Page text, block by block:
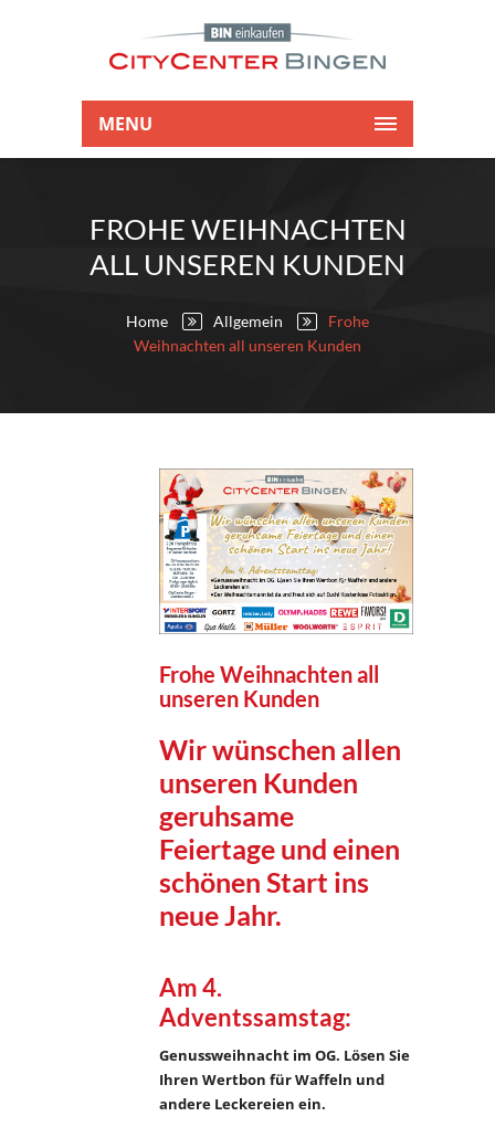
MENU
FROHE WEIHNACHTEN
ALL UNSEREN KUNDEN
Home Allgemein
Frohe
Weihnachten all unseren Kunden
Frohe Weihnachten all
unseren Kunden
Wir wünschen allen
unseren Kunden
geruhsame
Feiertage und einen
schönen Start ins
neue Jahr.
Am 4.
Adventssamstag:
Genussweihnacht im OG. Lösen Sie
Ihren Wertbon für Waffeln und
andere Leckereien ein.